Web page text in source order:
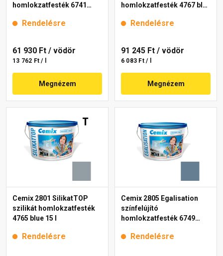
homlokzatfesték 6741
Rendelésre
61 930 Ft / vödör
13 762 Ft / l
Megnézem
homlokzatfesték 4767 blue
Rendelésre
91 245 Ft / vödör
6 083 Ft / l
Megnézem
Cemix 2801 SilikatTOP
szilikát homlokzatfesték
4765 blue 15 l
Rendelésre
Cemix 2805 Egalisation
színfelújító
homlokzatfesték 6749
Rendelésre